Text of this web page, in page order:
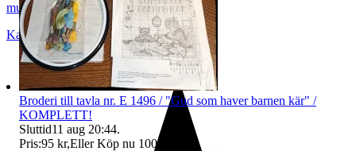
musicbox_81
Karlshamn,Sverige
Broderi till tavla nr. E 1496 / "Gud som haver barnen kär" /
KOMPLETT!
Sluttid11 aug 20:44.
Pris:95 kr,Eller Köp nu 100 kr